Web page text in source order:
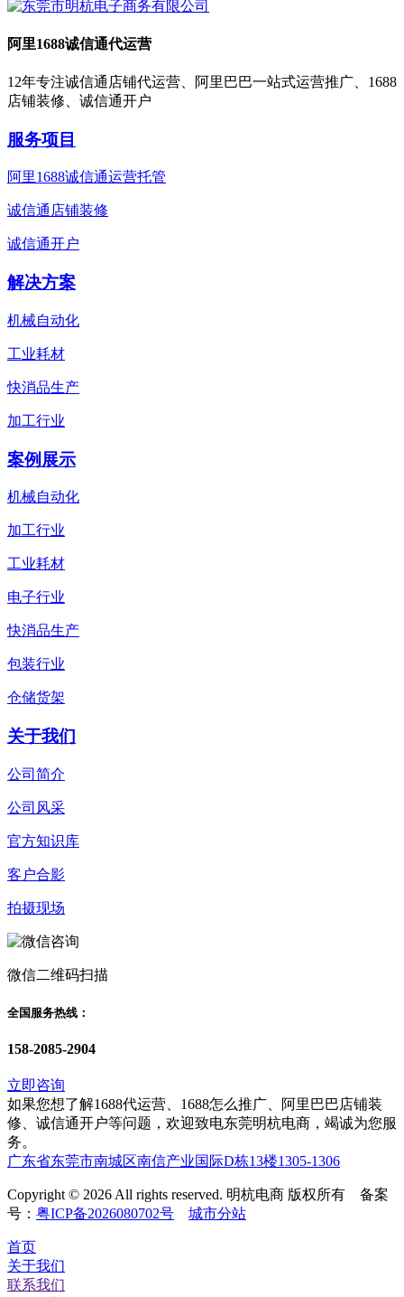
阿里1688诚信通代运营
12年专注诚信通店铺代运营、阿里巴巴一站式运营推广、1688
店铺装修、诚信通开户
服务项目
阿里1688诚信通运营托管
诚信通店铺装修
诚信通开户
解决方案
机械自动化
工业耗材
快消品生产
加工行业
案例展示
机械自动化
加工行业
工业耗材
电子行业
快消品生产
包装行业
仓储货架
关于我们
公司简介
公司风采
官方知识库
客户合影
拍摄现场
微信二维码扫描
全国服务热线：
158-2085-2904
立即咨询
如果您想了解1688代运营、1688怎么推广、阿里巴巴店铺装
修、诚信通开户等问题，欢迎致电东莞明杭电商，竭诚为您服
务。
广东省东莞市南城区南信产业国际D栋13楼1305-1306
Copyright © 2026 All rights reserved. 明杭电商 版权所有 备案
号： 粤ICP备2026080702号 城市分站
首页
关于我们
联系我们